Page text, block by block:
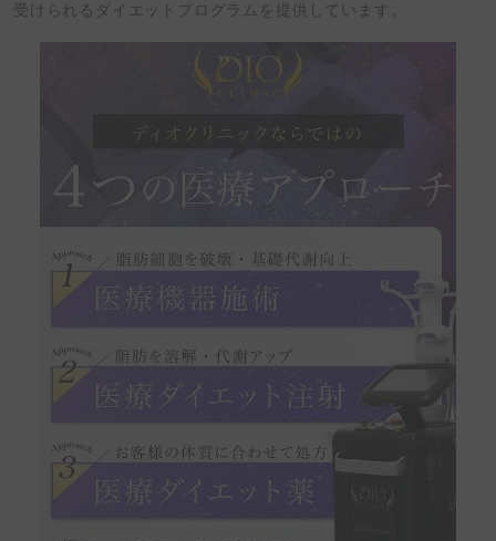
受けられるダイエットプログラムを提供しています。